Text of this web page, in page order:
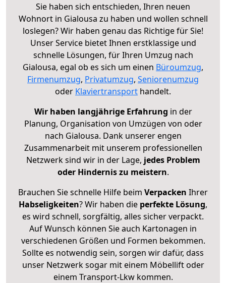
Sie haben sich entschieden, Ihren neuen
Wohnort in Gialousa zu haben und wollen schnell
loslegen? Wir haben genau das Richtige für Sie!
Unser Service bietet Ihnen erstklassige und
schnelle Lösungen, für Ihren Umzug nach
Gialousa, egal ob es sich um einen Büroumzug,
Firmenumzug, Privatumzug, Seniorenumzug
oder Klaviertransport handelt.
Wir haben langjährige Erfahrung in der
Planung, Organisation von Umzügen von oder
nach Gialousa. Dank unserer engen
Zusammenarbeit mit unserem professionellen
Netzwerk sind wir in der Lage, jedes Problem
oder Hindernis zu meistern.
Brauchen Sie schnelle Hilfe beim Verpacken Ihrer
Habseligkeiten? Wir haben die perfekte Lösung,
es wird schnell, sorgfältig, alles sicher verpackt.
Auf Wunsch können Sie auch Kartonagen in
verschiedenen Größen und Formen bekommen.
Sollte es notwendig sein, sorgen wir dafür, dass
unser Netzwerk sogar mit einem Möbellift oder
einem Transport-Lkw kommen.